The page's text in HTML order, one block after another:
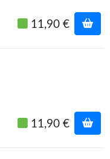
11,90 €
11,90 €